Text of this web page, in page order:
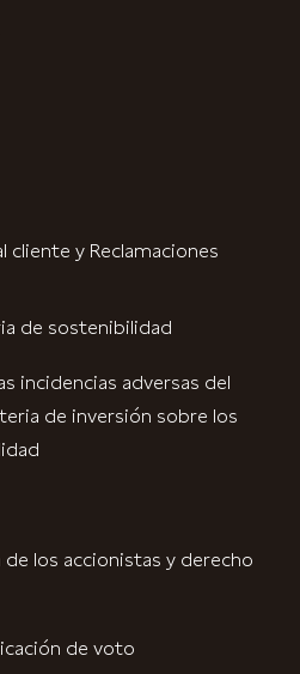
cliente y Reclamaciones
de sostenibilidad
incidencias adversas del
de inversión sobre los
los accionistas y derecho
de voto